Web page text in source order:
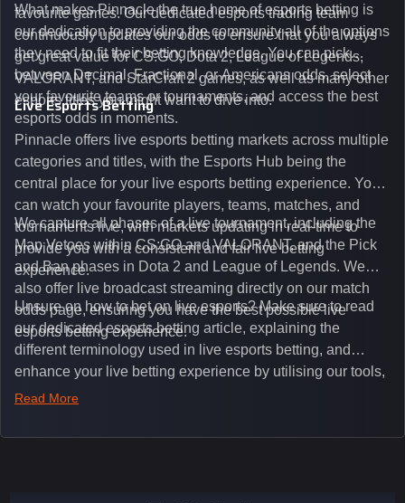
favourite games. Our dedicated esports trading team
continuously updates our odds to ensure that you always
get great value for CS:GO, Dota 2, League of Legends,
VALORANT, and StarCraft 2 games, as well as many other
esports titles you might want to dive into.
What makes Pinnacle the true home of esports betting is
our dedication to providing the community all of the options
they need to fit their betting knowledge. You can pick
between Decimal, Fractional, or Americans odds, select
your favourite teams or tournaments, and access the best
esports odds in moments.
Live Esports Betting
Pinnacle offers live esports betting markets across multiple
categories and titles, with the Esports Hub being the
central place for your live esports betting experience. You
can watch your favourite players, teams, matches, and
tournaments live, with markets updating in real-time to
provide you with a consistent and fair live betting
experience.
We capture all phases of a live tournament, including the
Map Vetoes within CS:GO and VALORANT, and the Pick
and Ban phases in Dota 2 and League of Legends. We
also offer live broadcast streaming directly on our match
odds page, ensuring you have the best possible live
esports betting experience.
Unsure on how to bet on live esports? Make sure to read
our dedicated esports betting article, explaining the
different terminology used in live esports betting, and
enhance your live betting experience by utilising our tools,
such as integrated live broadcasts, match and round
unique insights on the latest esports events.
Read More